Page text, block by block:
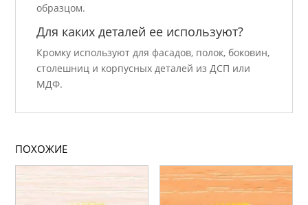
образцом.
Для каких деталей ее используют?
Кромку используют для фасадов, полок, боковин,
столешниц и корпусных деталей из ДСП или
МДФ.
ПОХОЖИЕ